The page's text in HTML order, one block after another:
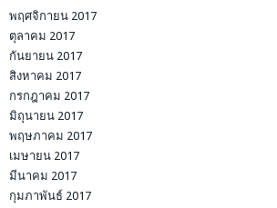
พฤศจิกายน 2017
ตุลาคม 2017
กันยายน 2017
สิงหาคม 2017
กรกฎาคม 2017
มิถุนายน 2017
พฤษภาคม 2017
เมษายน 2017
มีนาคม 2017
กุมภาพันธ์ 2017